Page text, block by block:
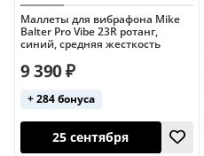
Маллеты для вибрафона Mike
Balter Pro Vibe 23R ротанг,
синий, средняя жесткость
9 390 ₽
+ 284 бонуса